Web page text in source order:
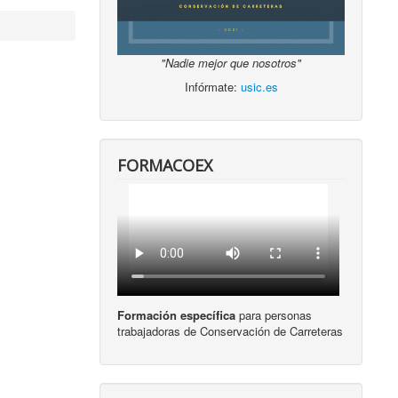
"Nadie mejor que nosotros"
Infórmate: usic.es
FORMACOEX
Formación específica para personas
trabajadoras de Conservación de Carreteras